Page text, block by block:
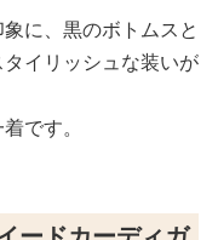
に、黒のボトムスと
イリッシュな装いが
です。